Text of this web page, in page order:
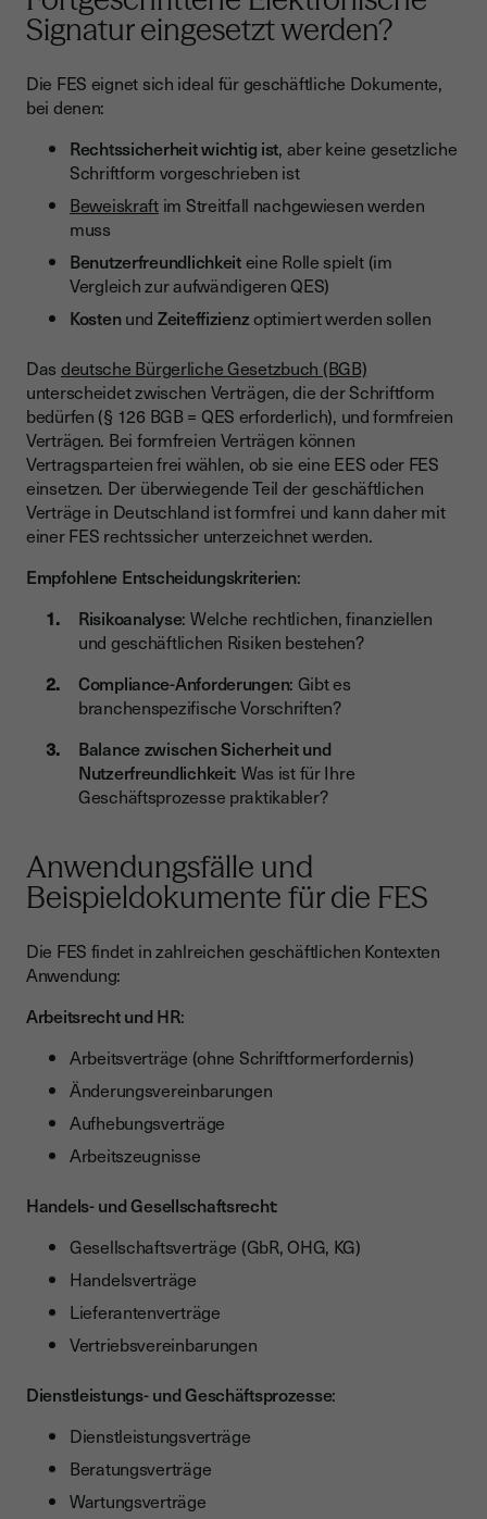
Signatur eingesetzt werden?
Die FES eignet sich ideal für geschäftliche Dokumente,
bei denen:
Rechtssicherheit wichtig ist, aber keine gesetzliche
Schriftform vorgeschrieben ist
Beweiskraftim Streitfall nachgewiesen werden
muss
Benutzerfreundlichkeiteine Rolle spielt (im
Vergleich zur aufwändigeren QES)
Kostenund Zeiteffizienzoptimiert werden sollen
Das deutsche Bürgerliche Gesetzbuch (BGB)
unterscheidet zwischen Verträgen, die der Schriftform
bedürfen (§ 126 BGB = QES erforderlich), und formfreien
Verträgen. Bei formfreien Verträgen können
Vertragsparteien frei wählen, ob sie eine EES oder FES
einsetzen. Der überwiegende Teil der geschäftlichen
Verträge in Deutschland ist formfrei und kann daher mit
einer FES rechtssicher unterzeichnet werden.
Empfohlene Entscheidungskriterien:
Risikoanalyse: Welche rechtlichen, finanziellen
und geschäftlichen Risiken bestehen?
Compliance-Anforderungen: Gibt es
branchenspezifische Vorschriften?
Balance zwischen Sicherheit und
Nutzerfreundlichkeit: Was ist für Ihre
Geschäftsprozesse praktikabler?
Anwendungsfälle und
Beispieldokumente für die FES
Die FES findet in zahlreichen geschäftlichen Kontexten
Anwendung:
Arbeitsrecht und HR:
Arbeitsverträge (ohne Schriftformerfordernis)
Änderungsvereinbarungen
Aufhebungsverträge
Arbeitszeugnisse
Handels- und Gesellschaftsrecht:
Gesellschaftsverträge (GbR, OHG, KG)
Handelsverträge
Lieferantenverträge
Vertriebsvereinbarungen
Dienstleistungs- und Geschäftsprozesse:
Dienstleistungsverträge
Beratungsverträge
Wartungsverträge